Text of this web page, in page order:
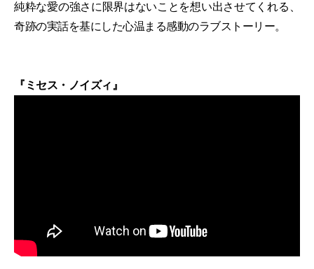
純粋な愛の強さに限界はないことを想い出させてくれる、
奇跡の実話を基にした心温まる感動のラブストーリー。
『ミセス・ノイズィ』